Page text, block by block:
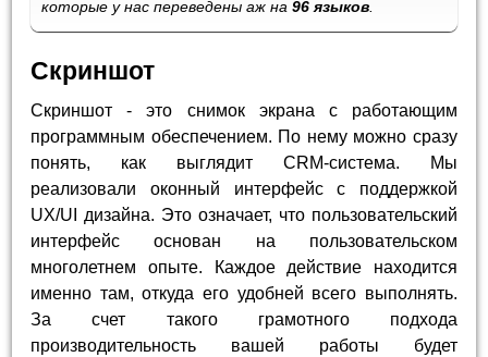
которые у нас переведены аж на96 языков
Скриншот
Скриншот - это снимок экрана с работающим
программным обеспечением. По нему можно сразу
понять, как выглядит CRM-система. Мы
реализовали оконный интерфейс с поддержкой
UX/UI дизайна. Это означает, что пользовательский
интерфейс основан на пользовательском
многолетнем опыте. Каждое действие находится
именно там, откуда его удобней всего выполнять.
За счет такого грамотного подхода
производительность вашей работы будет